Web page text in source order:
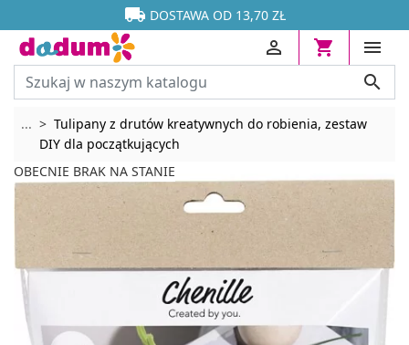

 DOSTAWA OD 13,70 ZŁ






... Rozwiń breadcrumbs
Tulipany z drutów kreatywnych do robienia, zestaw
DIY dla początkujących
OBECNIE BRAK NA STANIE